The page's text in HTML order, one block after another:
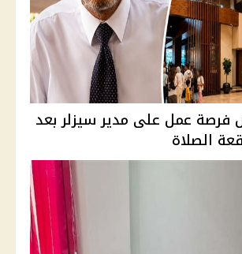
فرصة عمل على مدير سيزلر بعد
الصلاة